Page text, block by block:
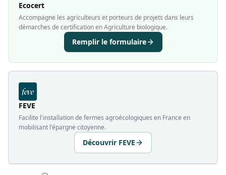
Ecocert
Accompagne les agriculteurs et porteurs de projets dans leurs
démarches de certification en Agriculture biologique.
Remplir le formulaire
FEVE
Facilite l'installation de fermes agroécologiques en France en
mobilisant l'épargne citoyenne.
Découvrir FEVE